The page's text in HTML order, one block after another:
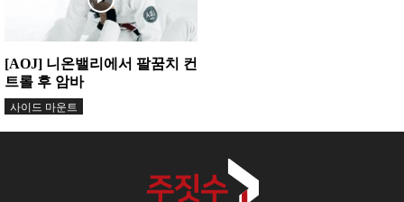
[AOJ] 니온밸리에서 팔꿈치 컨
트롤 후 암바
사이드 마운트